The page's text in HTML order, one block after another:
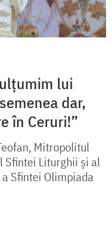
lui
dar,
în Ceruri!”
Mitropolitul
Sfintei Liturghii și al
Sfintei Olimpiada